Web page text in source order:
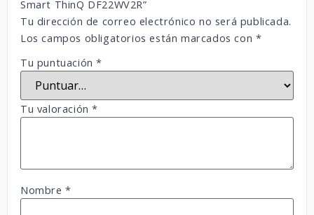
Smart ThinQ DF22WV2R”
Tu dirección de correo electrónico no será publicada.
Los campos obligatorios están marcados con *
Tu puntuación*
Tu valoración*
Nombre*